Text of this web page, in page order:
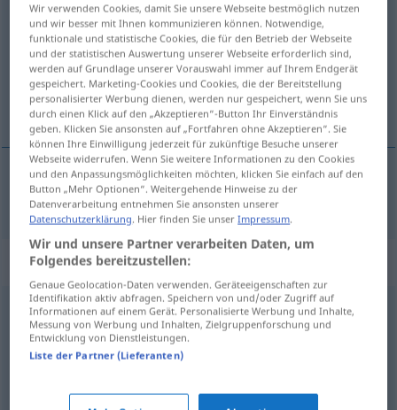
Kriteriumn <-s;Kriterien>
Übersicht aller Übersetzungen
(Für mehr Details die Übersetzung anklicken/antippen)
ölçüt
ölçüt(für /-INiçin) Kriterium
Synonyme für "Kriterium"
Hinsicht,Aspekt,Gesichtspunkt,Beziehung
Faktor Merkmal
Wir verwenden Cookies, damit Sie unsere Webseite bestmöglich nutzen
und wir besser mit Ihnen kommunizieren können. Notwendige,
funktionale und statistische Cookies, die für den Betrieb der Webseite
und der statistischen Auswertung unserer Webseite erforderlich sind,
werden auf Grundlage unserer Vorauswahl immer auf Ihrem Endgerät
gespeichert. Marketing-Cookies und Cookies, die der Bereitstellung
personalisierter Werbung dienen, werden nur gespeichert, wenn Sie uns
durch einen Klick auf den „Akzeptieren“-Button Ihr Einverständnis
geben. Klicken Sie ansonsten auf „Fortfahren ohne Akzeptieren“. Sie
können Ihre Einwilligung jederzeit für zukünftige Besuche unserer
Webseite widerrufen. Wenn Sie weitere Informationen zu den Cookies
und den Anpassungsmöglichkeiten möchten, klicken Sie einfach auf den
Button „Mehr Optionen“. Weitergehende Hinweise zu der
Datenverarbeitung entnehmen Sie ansonsten unserer
Datenschutzerklärung. Hier finden Sie unserImpressum.
Wir und unsere Partner verarbeiten Daten, um
Folgendes bereitzustellen:
Genaue Geolocation-Daten verwenden. Geräteeigenschaften zur
Identifikation aktiv abfragen. Speichern von und/oder Zugriff auf
Informationen auf einem Gerät. Personalisierte Werbung und Inhalte,
Messung von Werbung und Inhalten, Zielgruppenforschung und
Entwicklung von Dienstleistungen.
Liste der Partner (Lieferanten)